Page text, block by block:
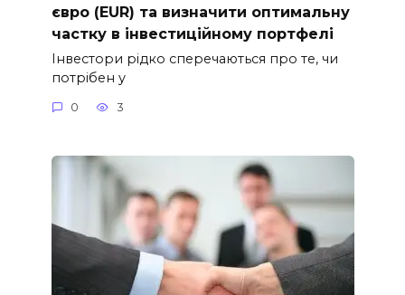
євро (EUR) та визначити оптимальну
частку в інвестиційному портфелі
Інвестори рідко сперечаються про те, чи
потрібен у
0 3